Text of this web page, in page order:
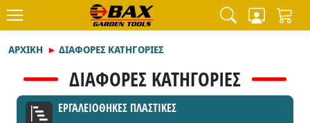
ΑΡΧΙΚΉ ΔΙΑΦΟΡΕΣ ΚΑΤΗΓΟΡΙΕΣ
ΔΙΑΦΟΡΕΣ ΚΑΤΗΓΟΡΙΕΣ
ΕΡΓΑΛΕΙΟΘΗΚΕΣ ΠΛΑΣΤΙΚΕΣ